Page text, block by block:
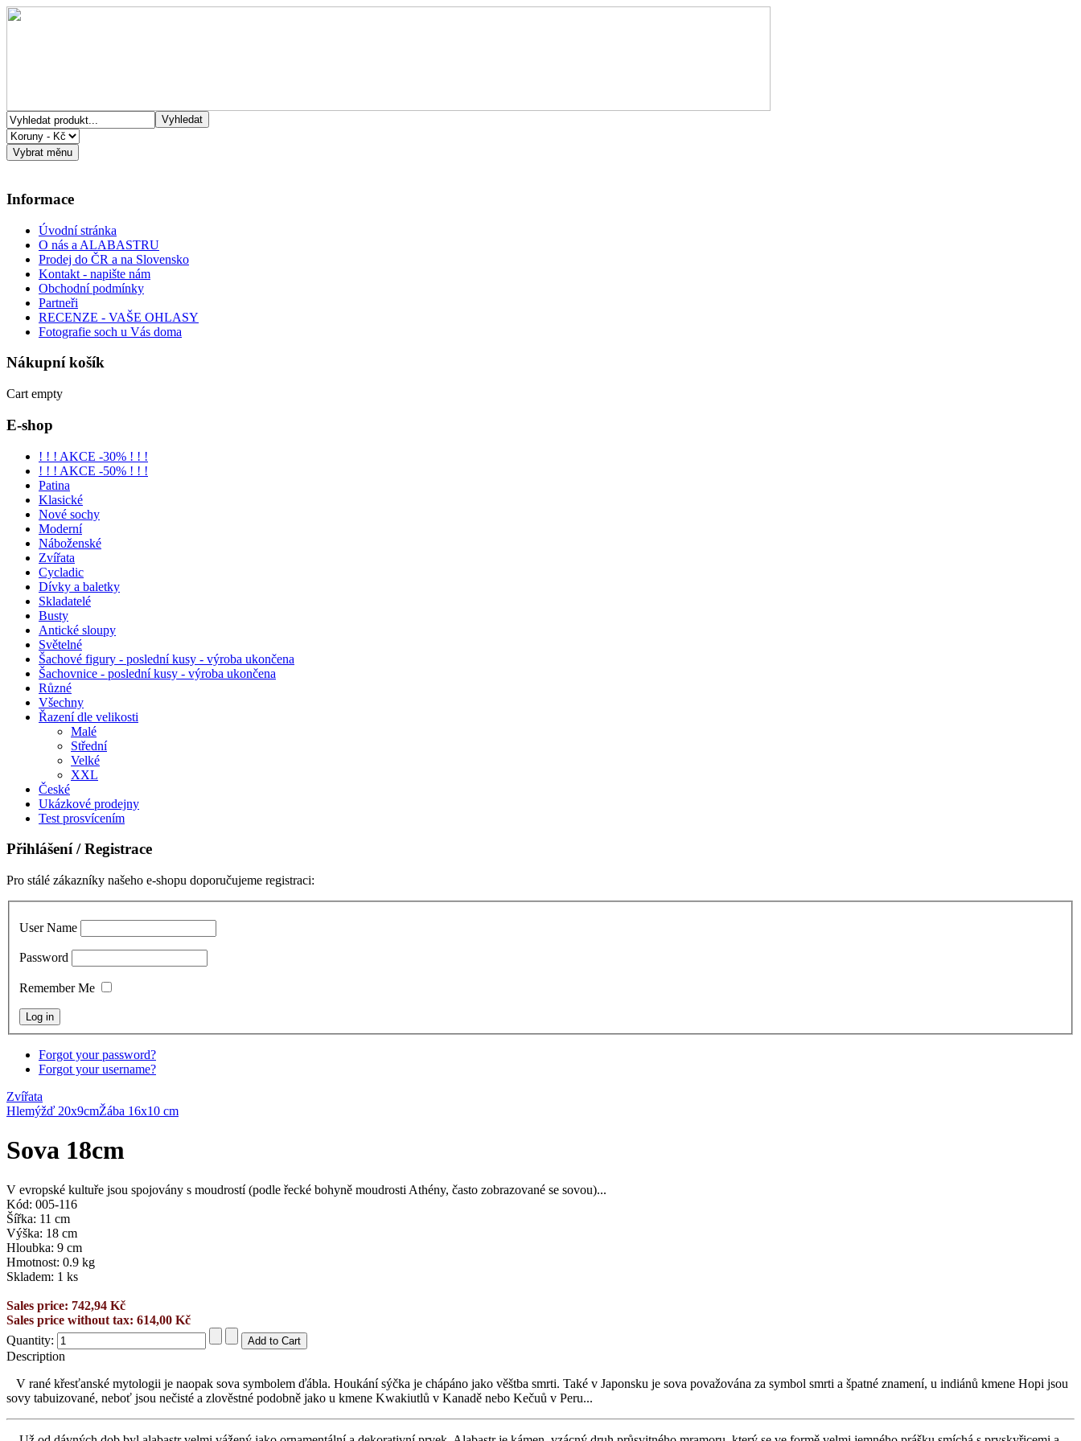
Informace
Úvodní stránka
O nás a ALABASTRU
Prodej do ČR a na Slovensko
Kontakt - napište nám
Obchodní podmínky
Partneři
RECENZE - VAŠE OHLASY
Fotografie soch u Vás doma
Nákupníkošík
Cart empty
E-shop
! ! ! AKCE -30% ! ! !
! ! ! AKCE -50% ! ! !
Patina
Klasické
Nové sochy
Moderní
Náboženské
Zvířata
Cycladic
Dívky a baletky
Skladatelé
Busty
Antické sloupy
Světelné
Šachové figury - poslední kusy - výroba ukončena
Šachovnice - poslední kusy - výroba ukončena
Různé
Všechny
Řazení dle velikosti
Malé
Střední
Velké
XXL
České
Ukázkové prodejny
Test prosvícením
Přihlášení/ Registrace
Pro stálé zákazníky našeho e-shopu doporučujeme registraci:
User Name
Password
Remember Me
Forgot your password?
Forgot your username?
Zvířata
Hlemýžď 20x9cmŽába 16x10 cm
Sova 18cm
V evropské kultuře jsou spojovány s moudrostí (podle řecké bohyně moudrosti Athény, často zobrazované se sovou)...
Kód: 005-116
Šířka: 11 cm
Výška: 18 cm
Hloubka: 9 cm
Hmotnost: 0.9 kg
Skladem: 1 ks
Sales price: 742,94 Kč
Sales price without tax: 614,00 Kč
Quantity:
Description
V rané křesťanské mytologii je naopak sova symbolem ďábla. Houkání sýčka je chápáno jako věštba smrti. Také v Japonsku je sova považována za symbol smrti a špatné znamení, u indiánů kmene Hopi jsou
sovy tabuizované, neboť jsou nečisté a zlověstné podobně jako u kmene Kwakiutlů v Kanadě nebo Kečuů v Peru...